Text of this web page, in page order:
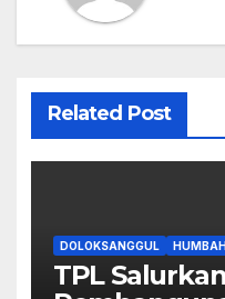
Related Post
DOLOKSANGGUL
TPL